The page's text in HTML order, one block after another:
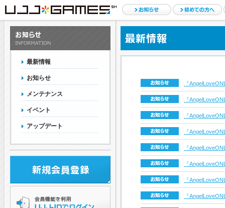
最新情報
お知らせ
メンテナンス
イベント
アップデート
『
『
『
『
『
『
『
『